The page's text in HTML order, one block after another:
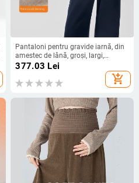
Pantaloni pentru gravide iarnă, din
amestec de lână, groși, largi,
susținerea abdomenului
377.03 Lei
add_shopping_cart